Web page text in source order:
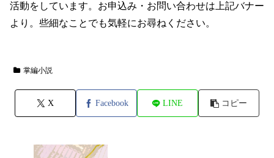
活動をしています。お申込み・お問い合わせは上記バナー
より。些細なことでも気軽にお尋ねください。
掌編小説
X Facebook LINE コピー